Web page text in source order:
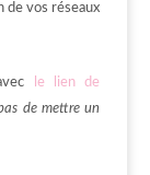
de vos réseaux
le lien de
de mettre un